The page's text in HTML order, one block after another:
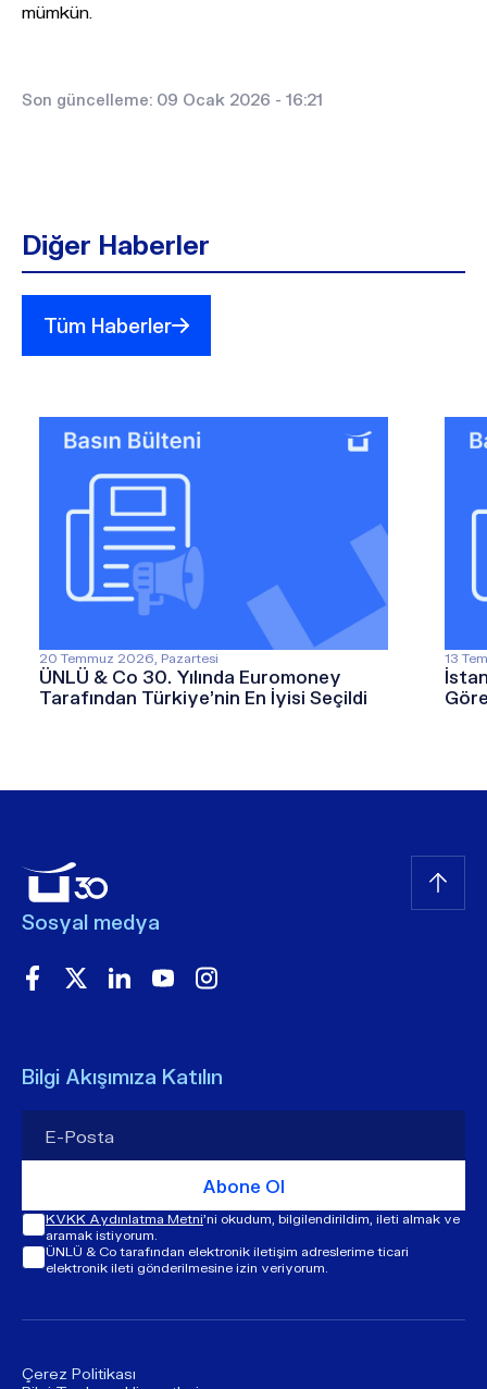
mümkün.
Son güncelleme: 09 Ocak 2026 - 16:21
Diğer Haberler
Tüm Haberler
20 Temmuz 2026, Pazartesi
ÜNLÜ & Co 30. Yılında Euromoney
Tarafından Türkiye’nin En İyisi Seçildi
13
Sosyal medya
Bilgi Akışımıza Katılın
Abone Ol
ÜNLÜ & Co tarafından elektronik iletişim adreslerime ticari
elektronik ileti gönderilmesine izin veriyorum.
KVKK Aydınlatma Metni'ni okudum, bilgilendirildim, ileti almak ve
aramak istiyorum.
Çerez Politikası